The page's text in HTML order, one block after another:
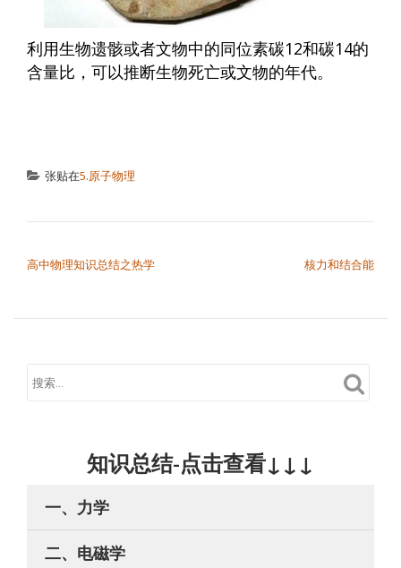
利用生物遗骸或者文物中的同位素碳12和碳14的
含量比，可以推断生物死亡或文物的年代。
张贴在5.原子物理
高中物理知识总结之热学 核力和结合能
知识总结-点击查看↓↓↓
一、力学
二、电磁学